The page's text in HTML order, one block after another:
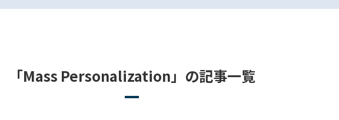
「Mass Personalization」の記事一覧